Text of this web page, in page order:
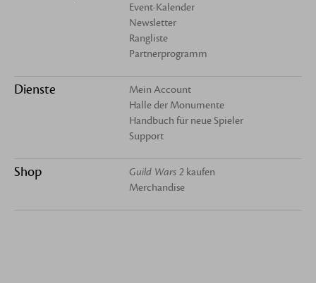
Event-Kalender
Newsletter
Rangliste
Partnerprogramm
Dienste
Mein Account
Halle der Monumente
Handbuch für neue Spieler
Support
Shop Guild Wars 2 kaufen
Merchandise